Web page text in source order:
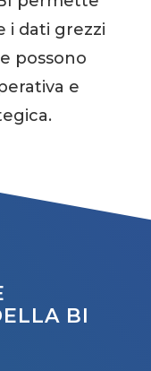
i dati grezzi
possono
e
BI